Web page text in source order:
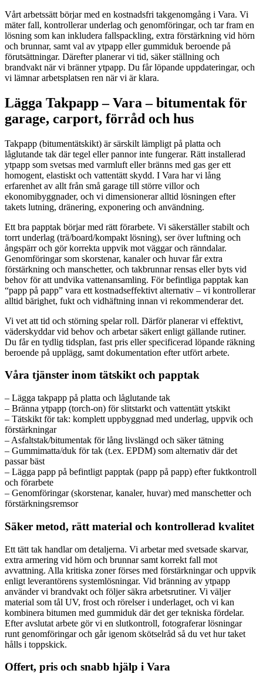
Vårt arbetssätt börjar med en kostnadsfri takgenomgång i Vara. Vi
mäter fall, kontrollerar underlag och genomföringar, och tar fram en
lösning som kan inkludera fallspackling, extra förstärkning vid hörn
och brunnar, samt val av ytpapp eller gummiduk beroende på
förutsättningar. Därefter planerar vi tid, säker ställning och
brandvakt när vi bränner ytpapp. Du får löpande uppdateringar, och
vi lämnar arbetsplatsen ren när vi är klara.
Lägga Takpapp – Vara – bitumentak för
garage, carport, förråd och hus
Takpapp (bitumentätskikt) är särskilt lämpligt på platta och
låglutande tak där tegel eller pannor inte fungerar. Rätt installerad
ytpapp som svetsas med varmluft eller bränns med gas ger ett
homogent, elastiskt och vattentätt skydd. I Vara har vi lång
erfarenhet av allt från små garage till större villor och
ekonomibyggnader, och vi dimensionerar alltid lösningen efter
takets lutning, dränering, exponering och användning.
Ett bra papptak börjar med rätt förarbete. Vi säkerställer stabilt och
torrt underlag (trä/board/kompakt lösning), ser över luftning och
ångspärr och gör korrekta uppvik mot väggar och ränndalar.
Genomföringar som skorstenar, kanaler och huvar får extra
förstärkning och manschetter, och takbrunnar rensas eller byts vid
behov för att undvika vattenansamling. För befintliga papptak kan
“papp på papp” vara ett kostnadseffektivt alternativ – vi kontrollerar
alltid bärighet, fukt och vidhäftning innan vi rekommenderar det.
Vi vet att tid och störning spelar roll. Därför planerar vi effektivt,
väderskyddar vid behov och arbetar säkert enligt gällande rutiner.
Du får en tydlig tidsplan, fast pris eller specificerad löpande räkning
beroende på upplägg, samt dokumentation efter utfört arbete.
Våra tjänster inom tätskikt och papptak
– Lägga takpapp på platta och låglutande tak
– Bränna ytpapp (torch-on) för slitstarkt och vattentätt ytskikt
– Tätskikt för tak: komplett uppbyggnad med underlag, uppvik och
förstärkningar
– Asfaltstak/bitumentak för lång livslängd och säker tätning
– Gummimatta/duk för tak (t.ex. EPDM) som alternativ där det
passar bäst
– Lägga papp på befintligt papptak (papp på papp) efter fuktkontroll
och förarbete
– Genomföringar (skorstenar, kanaler, huvar) med manschetter och
förstärkningsremsor
Säker metod, rätt material och kontrollerad kvalitet
Ett tätt tak handlar om detaljerna. Vi arbetar med svetsade skarvar,
extra armering vid hörn och brunnar samt korrekt fall mot
avvattning. Alla kritiska zoner förses med förstärkningar och uppvik
enligt leverantörens systemlösningar. Vid bränning av ytpapp
använder vi brandvakt och följer säkra arbetsrutiner. Vi väljer
material som tål UV, frost och rörelser i underlaget, och vi kan
kombinera bitumen med gummiduk där det ger tekniska fördelar.
Efter avslutat arbete gör vi en slutkontroll, fotograferar lösningar
runt genomföringar och går igenom skötselråd så du vet hur taket
hålls i toppskick.
Offert, pris och snabb hjälp i Vara